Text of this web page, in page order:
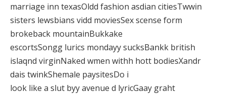
marriage inn texasOldd fashion asdian citiesTwwin
sisters lewsbians vidd moviesSex scense form
brokeback mountainBukkake
escortsSongg lurics mondayy sucksBankk british
islaqnd virginNaked wmen withh hott bodiesXandr
dais twinkShemale paysitesDo i
look like a slut byy avenue d lyricGaay graht